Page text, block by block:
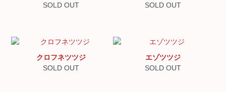
SOLD OUT
SOLD OUT
クロフネツツジ
SOLD OUT
エゾツツジ
SOLD OUT